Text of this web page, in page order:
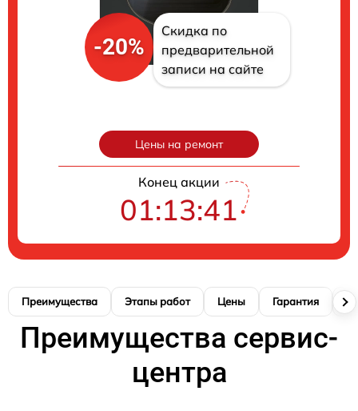
-20%
Скидка по
предварительной
записи на сайте
Цены на ремонт
Конец акции
01:13:40
Преимущества Этапы работ Цены Гарантия
Преимущества сервис-
центра